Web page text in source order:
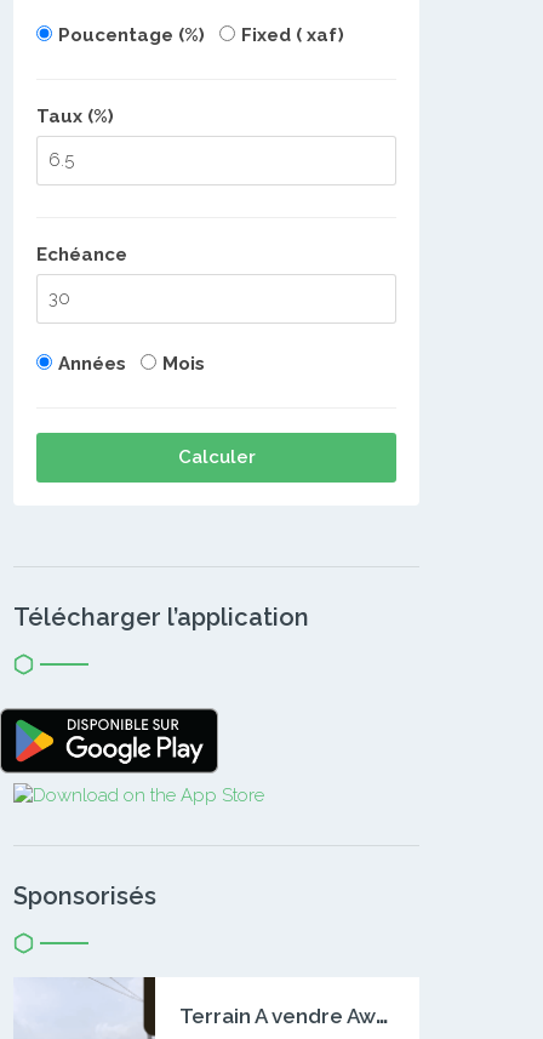
Poucentage (%) Fixed ( xaf)
Taux (%)
Echéance
Années Mois
Calculer
Télécharger l’application
Sponsorisés
T
errain A vendre Awaïe Escalier